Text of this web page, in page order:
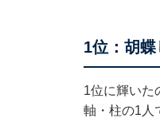
1位：胡蝶
1位に輝いた
軸・柱の1人